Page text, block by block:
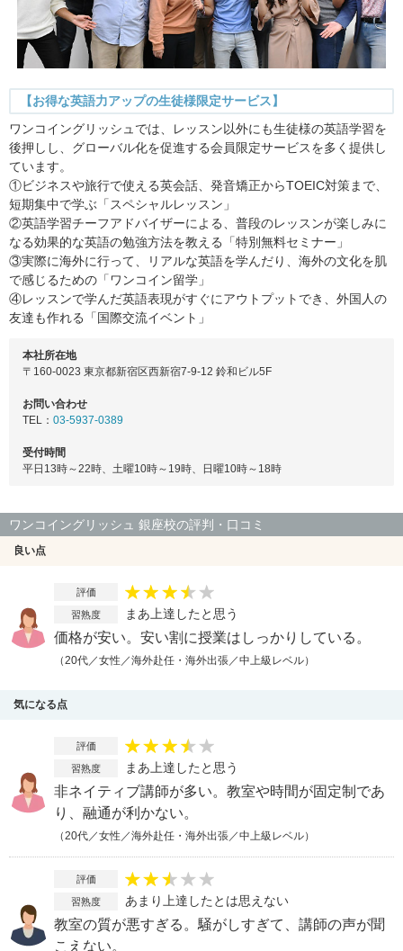
【お得な英語力アップの生徒様限定サービス】
ワンコイングリッシュでは、レッスン以外にも生徒様の英語学習を
後押しし、グローバル化を促進する会員限定サービスを多く提供し
ています。
①ビジネスや旅行で使える英会話、発音矯正からTOEIC対策まで、
短期集中で学ぶ「スペシャルレッスン」
②英語学習チーフアドバイザーによる、普段のレッスンが楽しみに
なる効果的な英語の勉強方法を教える「特別無料セミナー」
③実際に海外に行って、リアルな英語を学んだり、海外の文化を肌
で感じるための「ワンコイン留学」
④レッスンで学んだ英語表現がすぐにアウトプットでき、外国人の
友達も作れる「国際交流イベント」
本社所在地
〒160-0023 東京都新宿区西新宿7-9-12 鈴和ビル5F
お問い合わせ
TEL： 03-5937-0389
受付時間
平日13時～22時、土曜10時～19時、日曜10時～18時
ワンコイングリッシュ 銀座校の評判・口コミ
良い点
評価
習熟度 まあ上達したと思う
価格が安い。安い割に授業はしっかりしている。
（20代／女性／海外赴任・海外出張／中上級レベル）
気になる点
評価
習熟度 まあ上達したと思う
非ネイティブ講師が多い。教室や時間が固定制であ
り、融通が利かない。
（20代／女性／海外赴任・海外出張／中上級レベル）
評価
習熟度 あまり上達したとは思えない
教室の質が悪すぎる。騒がしすぎて、講師の声が聞
こえない。